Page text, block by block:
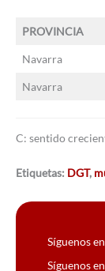
PROVINCIA
Navarra
Navarra
C: sentido
Etiquetas: DGT,
Síguenos
Síguenos